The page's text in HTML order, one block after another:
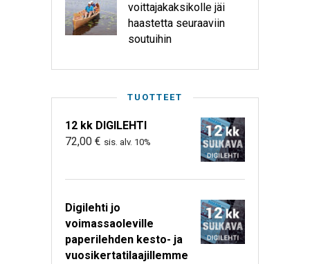
voittajakaksikolle jäi
haastetta seuraaviin
soutuihin
TUOTTEET
12 kk DIGILEHTI
72,00 € sis. alv. 10%
Digilehti jo
voimassaoleville
paperilehden kesto- ja
vuosikertatilaajillemme